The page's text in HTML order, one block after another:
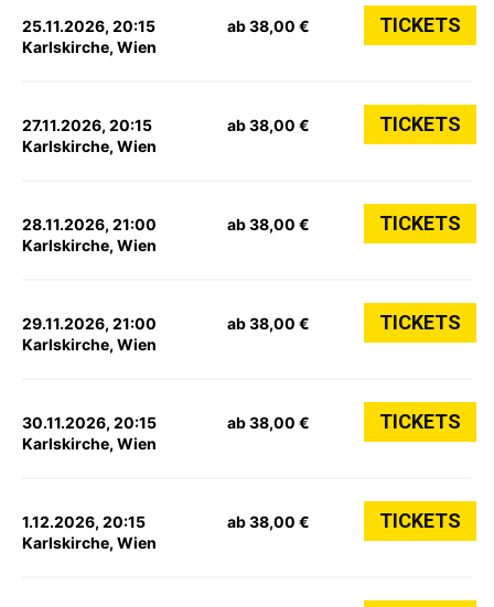
25.11.2026, 20:15
Karlskirche, Wien
ab 38,00 € TICKETS
27.11.2026, 20:15
Karlskirche, Wien
ab 38,00 € TICKETS
28.11.2026, 21:00
Karlskirche, Wien
ab 38,00 € TICKETS
29.11.2026, 21:00
Karlskirche, Wien
ab 38,00 € TICKETS
30.11.2026, 20:15
Karlskirche, Wien
ab 38,00 € TICKETS
1.12.2026, 20:15
Karlskirche, Wien
ab 38,00 € TICKETS